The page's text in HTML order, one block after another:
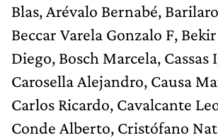
Blas, Arévalo Bernabé,
Beccar Varela Gonzalo F,
Diego, Bosch Marcela, Cassas
Carosella Alejandro, Causa
Carlos Ricardo, Cavalcante
Conde Alberto, Cristófano